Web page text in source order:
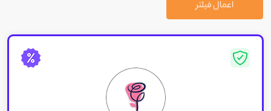
اعمال فیلتر